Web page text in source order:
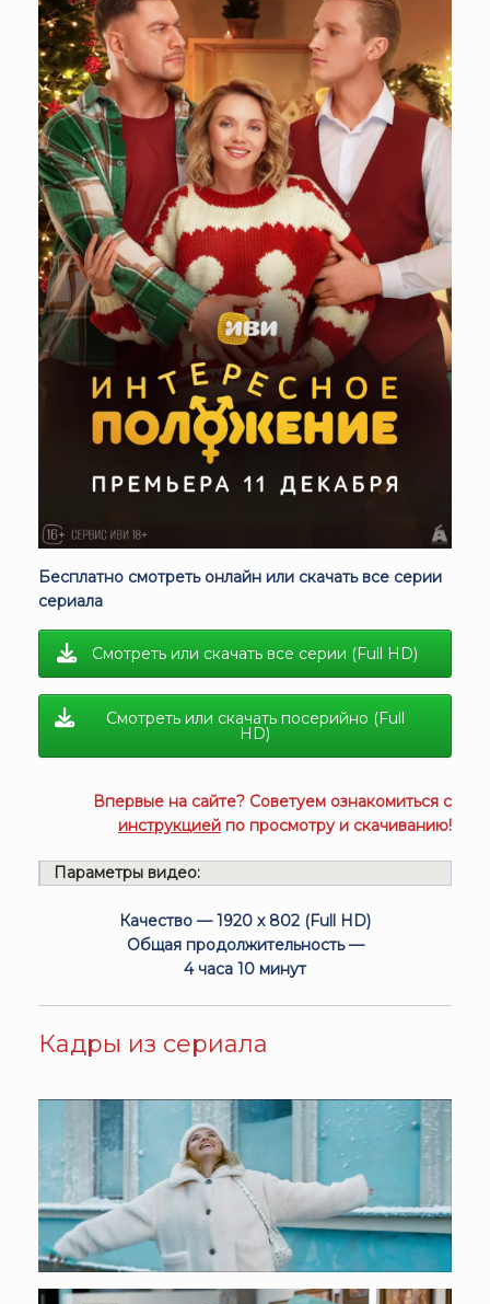
Бесплатно смотреть онлайн или скачать все серии
сериала
Смотреть или скачать все серии (Full HD)
Смотреть или скачать посерийно (Full
HD)
Впервые на сайте? Советуем ознакомиться с
инструкцией по просмотру и скачиванию!
Параметры видео:
Качество — 1920 x 802 (Full HD)
Общая продолжительность —
4 часа 10 минут
Кадры из сериала